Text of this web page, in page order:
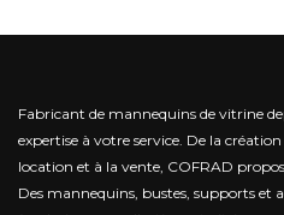
Fabricant de mannequins de vitrine
expertise à votre service. De la
location et à la vente, COFRAD
Des mannequins, bustes, supports et